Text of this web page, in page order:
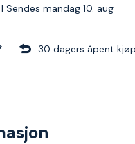
Sendes mandag 10. aug
30 dagers åpent kjøp